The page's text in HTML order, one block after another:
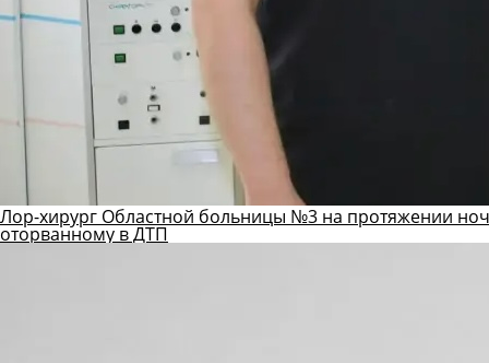
Лор-хирург Областной больницы №3 на протяжении
оторванному в ДТП